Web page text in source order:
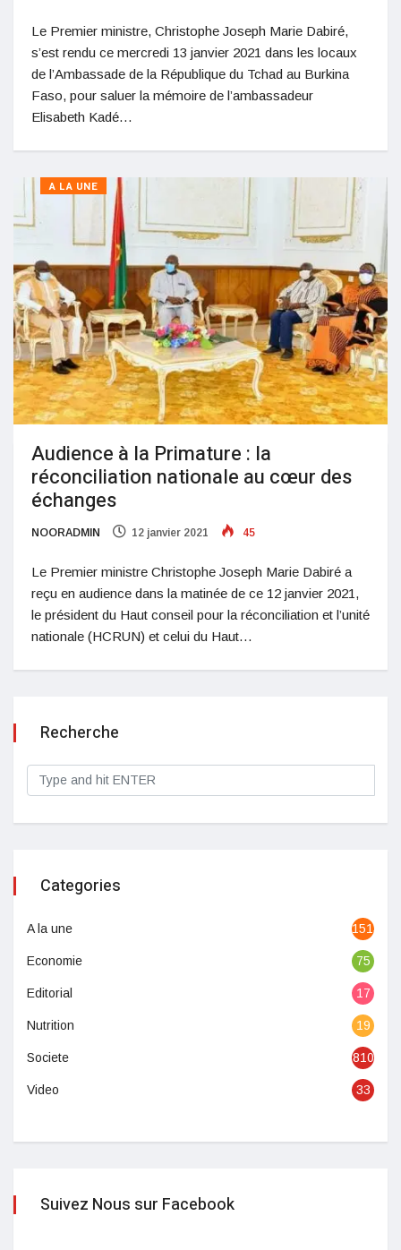
Le Premier ministre, Christophe Joseph Marie Dabiré,
s’est rendu ce mercredi 13 janvier 2021 dans les locaux
de l’Ambassade de la République du Tchad au Burkina
Faso, pour saluer la mémoire de l’ambassadeur
Elisabeth Kadé…
A LA UNE
Audience à la Primature : la
réconciliation nationale au cœur des
échanges
NOORADMIN 12 janvier 2021 45
Le Premier ministre Christophe Joseph Marie Dabiré a
reçu en audience dans la matinée de ce 12 janvier 2021,
le président du Haut conseil pour la réconciliation et l’unité
nationale (HCRUN) et celui du Haut…
Recherche
Categories
A la une 1513
Economie 75
Editorial 17
Nutrition 19
Societe 810
Video 33
Suivez Nous sur Facebook